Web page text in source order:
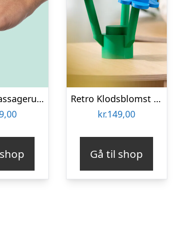
Kølende Massageruller
Retro Klodsblomst – Mellem
kr.149,00
Gå til shop